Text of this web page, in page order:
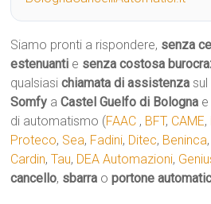
Siamo pronti a rispondere, senza
estenuanti e senza costosa
qualsiasichiamata di assistenza
Somfy aCastel Guelfo di Bologna
di automatismo (FAAC , BFT, CAME,
Proteco, Sea, Fadini, Ditec, Beninca,
Cardin,Tau, DEA Automazioni,
cancello, sbarra oportone